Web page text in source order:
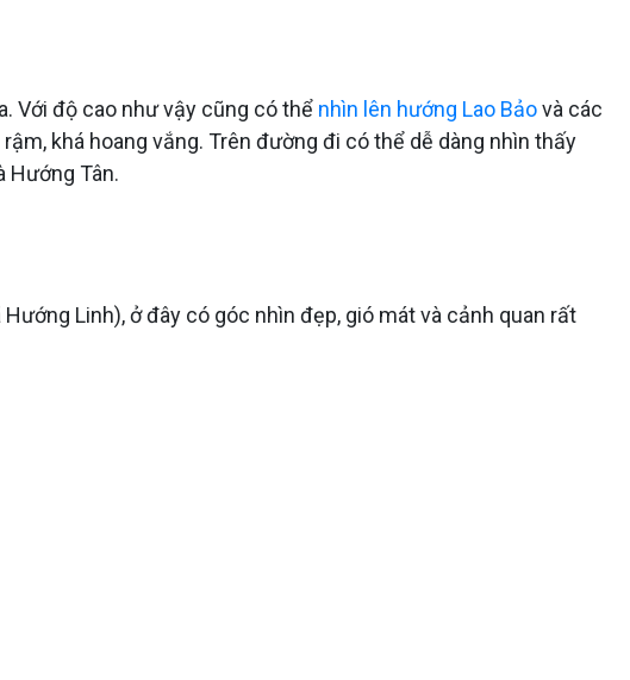
Với độ cao như vậy cũng có thể nhìn lên hướng Lao Bảovà các
khá hoang vắng. Trên đường đi có thể dễ dàng nhìn thấy
Hướng Tân.
Linh), ở đây có góc nhìn đẹp, gió mát và cảnh quan rất